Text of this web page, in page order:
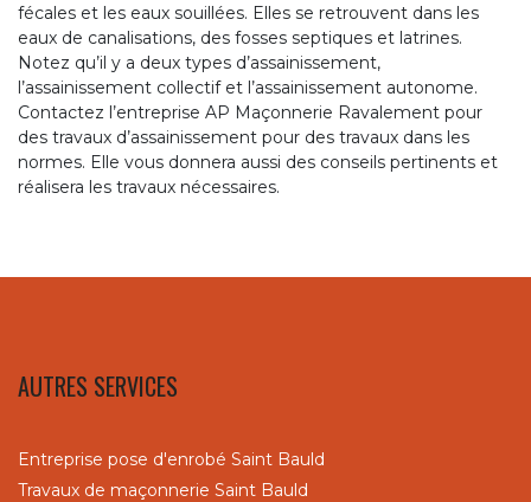
fécales et les eaux souillées. Elles se retrouvent dans les
eaux de canalisations, des fosses septiques et latrines.
Notez qu’il y a deux types d’assainissement,
l’assainissement collectif et l’assainissement autonome.
Contactez l’entreprise AP Maçonnerie Ravalement pour
des travaux d’assainissement pour des travaux dans les
normes. Elle vous donnera aussi des conseils pertinents et
réalisera les travaux nécessaires.
AUTRES SERVICES
Entreprise pose d'enrobé Saint Bauld
Travaux de maçonnerie Saint Bauld